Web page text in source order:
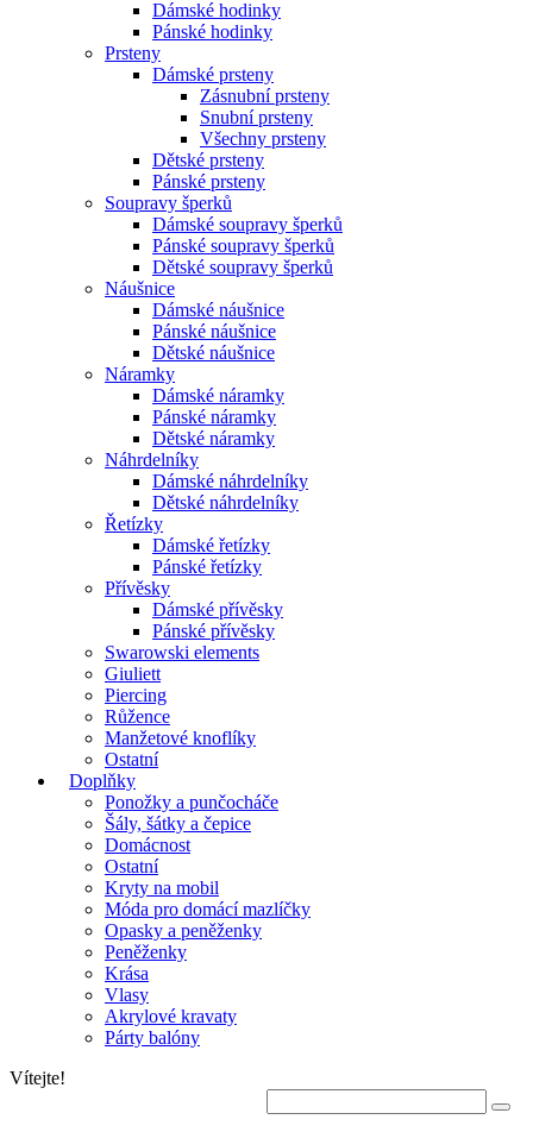
Dámské hodinky
Pánské hodinky
Prsteny
Dámské prsteny
Zásnubní prsteny
Snubní prsteny
Všechny prsteny
Dětské prsteny
Pánské prsteny
Soupravy šperků
Dámské soupravy šperků
Pánské soupravy šperků
Dětské soupravy šperků
Náušnice
Dámské náušnice
Pánské náušnice
Dětské náušnice
Náramky
Dámské náramky
Pánské náramky
Dětské náramky
Náhrdelníky
Dámské náhrdelníky
Dětské náhrdelníky
Řetízky
Dámské řetízky
Pánské řetízky
Přívěsky
Dámské přívěsky
Pánské přívěsky
Swarowski elements
Giuliett
Piercing
Růžence
Manžetové knoflíky
Ostatní
Doplňky
Ponožky a punčocháče
Šály, šátky a čepice
Domácnost
Ostatní
Kryty na mobil
Móda pro domácí mazlíčky
Opasky a peněženky
Peněženky
Krása
Vlasy
Akrylové kravaty
Párty balóny
Vítejte!